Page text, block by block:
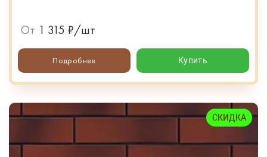
От 1 315 ₽/шт
Подробнее Купить
СКИДКА